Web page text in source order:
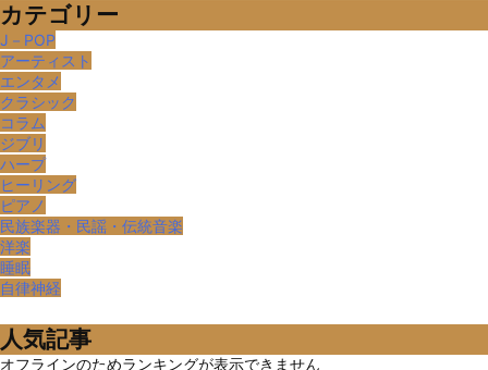
カテゴリー
J－POP
アーティスト
エンタメ
クラシック
コラム
ジブリ
ハープ
ヒーリング
ピアノ
民族楽器・民謡・伝統音楽
洋楽
睡眠
自律神経
人気記事
オフラインのためランキングが表示できません